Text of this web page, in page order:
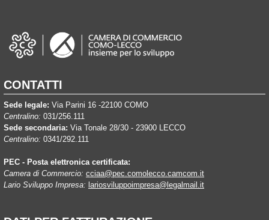
CONTATTI
Sede legale: Via Parini 16 -22100 COMO
Centralino: 031/256.111
Sede secondaria: Via Tonale 28/30 - 23900 LECCO
Centralino: 0341/292.111
PEC - Posta elettronica certificata:
Camera di Commercio: cciaa@pec.comolecco.camcom.it
Lario Sviluppo Impresa: lariosviluppoimpresa@legalmail.it